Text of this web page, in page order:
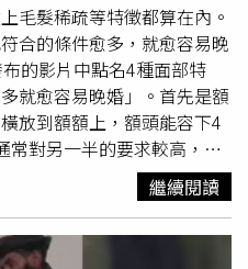
時附上了一個點燃炸藥的表
毛髮稀疏等特徵都算在內。
合的條件愈多，就愈容易晚
的影片中點名4種面部特
就愈容易晚婚」。首先是額
放到額額上，額頭能容下4
常對另一半的要求較高，也
對象」，所以容易晚婚。其
說，民眾隨著年紀增長，眼
民眾卻完全沒有，而這類人
不出來，為什麼要有另外一
繼續閱讀